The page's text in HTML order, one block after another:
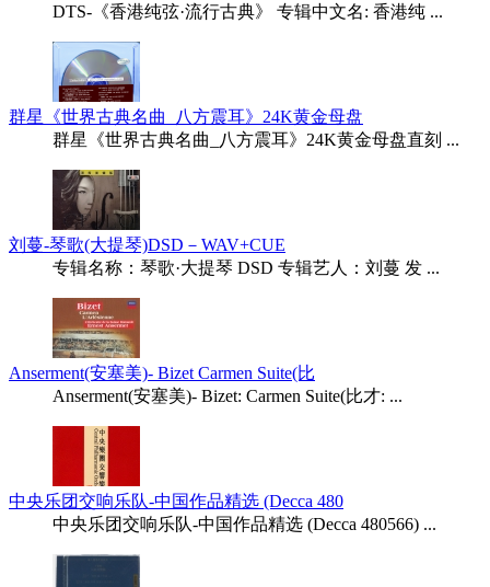
DTS-《香港纯弦·流行古典》 专辑中文名: 香港纯 ...
群星《世界古典名曲_八方震耳》24K黄金母盘
群星《世界古典名曲_八方震耳》24K黄金母盘直刻 ...
刘蔓-琴歌(大提琴)DSD－WAV+CUE
专辑名称：琴歌·大提琴 DSD 专辑艺人：刘蔓 发 ...
Anserment(安塞美)- Bizet Carmen Suite(比
Anserment(安塞美)- Bizet: Carmen Suite(比才: ...
中央乐团交响乐队-中国作品精选 (Decca 480
中央乐团交响乐队-中国作品精选 (Decca 480566) ...